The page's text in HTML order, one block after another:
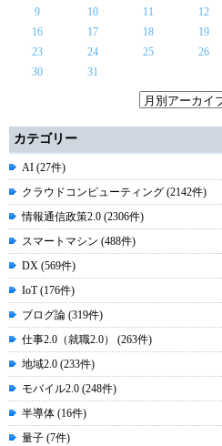
9
10 11 12
16
17 18 19
23
24 25 26
30
31
カテゴリー
AI (27件)
クラウドコンピューティング (2142件)
情報通信政策2.0 (2306件)
スマートマシン (488件)
DX (569件)
IoT (176件)
ブログ論 (319件)
仕事2.0（就職2.0） (263件)
地域2.0 (233件)
モバイル2.0 (248件)
半導体 (16件)
量子 (7件)